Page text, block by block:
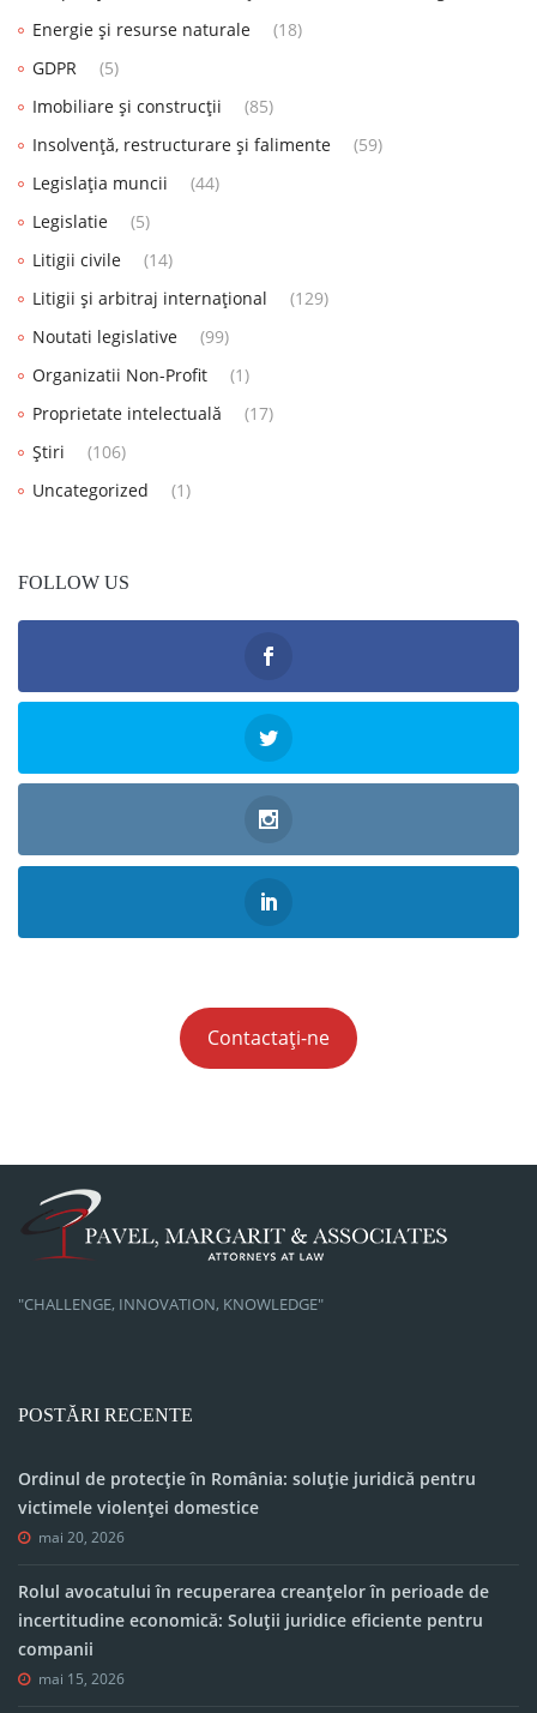
Energie și resurse naturale
(18)
GDPR
(5)
Imobiliare și construcții
(85)
Insolvență, restructurare și falimente
(59)
Legislația muncii
(44)
Legislatie
(5)
Litigii civile
(14)
Litigii și arbitraj internațional
(129)
Noutati legislative
(99)
Organizatii Non-Profit
(1)
Proprietate intelectuală
(17)
Știri
(106)
Uncategorized
(1)
FOLLOW US
Contactați-ne
"CHALLENGE, INNOVATION, KNOWLEDGE"
POSTĂRI RECENTE
Ordinul de protecție în România: soluție juridică pentru
victimele violenței domestice
mai 20, 2026
Rolul avocatului în recuperarea creanțelor în perioade de
incertitudine economică: Soluții juridice eficiente pentru
companii
mai 15, 2026